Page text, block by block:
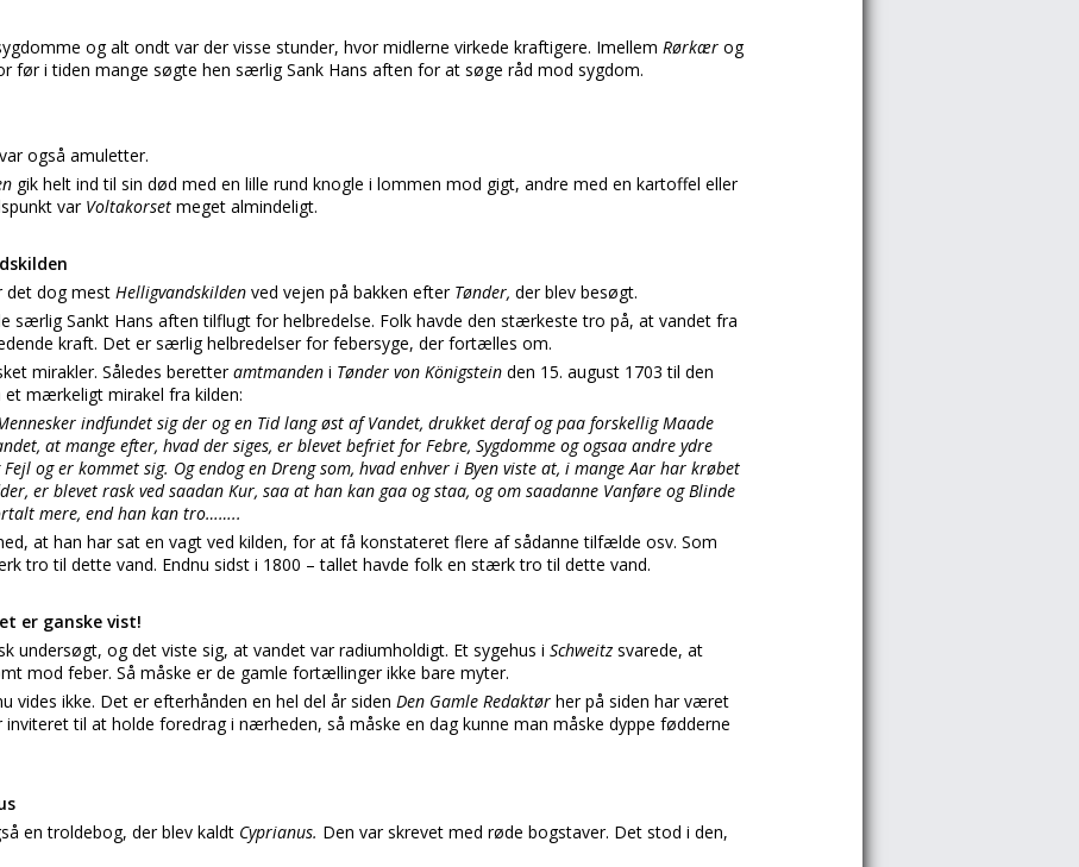
og alt ondt var der visse stunder, hvor midlerne virkede kraftigere. Imellem Rørkær og
før i tiden mange søgte hen særlig Sank Hans aften for at søge råd mod sygdom.
også amuletter.
gik helt ind til sin død med en lille rund knogle i lommen mod gigt, andre med en kartoffel eller
var Voltakorset meget almindeligt.
det dog mest Helligvandskilden ved vejen på bakken efter Tønder, der blev besøgt.
særlig Sankt Hans aften tilflugt for helbredelse. Folk havde den stærkeste tro på, at vandet fra
kraft. Det er særlig helbredelser for febersyge, der fortælles om.
mirakler. Således beretteramtmanden i Tønder von Königstein den 15. august 1703 til den
mærkeligt mirakel fra kilden:
indfundet sig der og en Tid lang øst af Vandet, drukket deraf og paa forskellig Maade
at mange efter, hvad der siges, er blevet befriet for Febre, Sygdomme og ogsaa andre ydre
og er kommet sig. Og endog en Dreng som, hvad enhver i Byen viste at, i mange Aar har krøbet
er blevet rask ved saadan Kur, saa at han kan gaa og staa, og om saadanne Vanføre og Blinde
mere, end han kan tro……..
at han har sat en vagt ved kilden, for at få konstateret flere af sådanne tilfælde osv. Som
tro til dette vand. Endnu sidst i 1800 – tallet havde folk en stærk tro til dette vand.
er ganske vist!
undersøgt, og det viste sig, at vandet var radiumholdigt. Et sygehus i Schweitz svarede, at
mod feber. Så måske er de gamle fortællinger ikke bare myter.
vides ikke. Det er efterhånden en hel del år siden Den Gamle Redaktør her på siden har været
inviteret til at holde foredrag i nærheden, så måske en dag kunne man måske dyppe fødderne
en troldebog, der blev kaldt Cyprianus. Den var skrevet med røde bogstaver. Det stod i den,